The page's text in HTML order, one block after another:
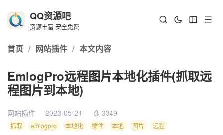
QQ资源吧
资源丰富 安全免费
首页 / 网站插件 / 本文内容
EmlogPro远程图片本地化插件(抓取远
程图片到本地)
网站插件 2023-05-21 3349
抓取 emlogpro 本地化 插件 本地 图片 远程